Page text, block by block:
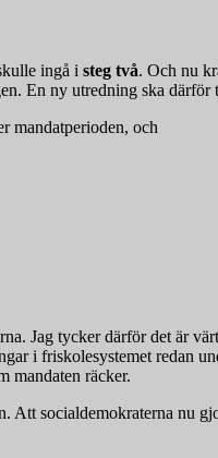
ingå i steg två. Och nu
En ny utredning ska därför
mandatperioden, och
Jag tycker därför det är
i friskolesystemet redan
mandaten räcker.
Att socialdemokraterna nu